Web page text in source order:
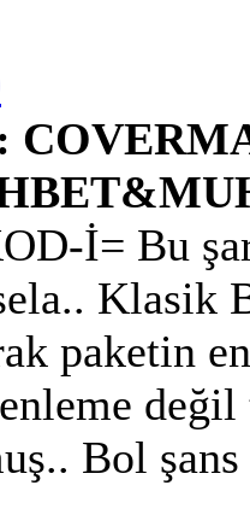
İ= Bu
Klasik
paketin
Bol